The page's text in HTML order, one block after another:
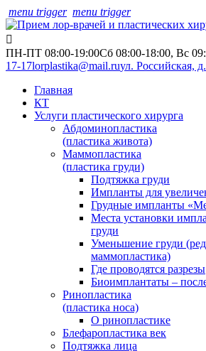
menu trigger menu trigger
ПН-ПТ 08:00-19:00Сб 08:00-18:00, Вс
17-17lorplastika@mail.ruул. Российская,
Главная
КТ
Услуги пластического хирурга
Абдоминопластика
(пластика живота)
Маммопластика
(пластика груди)
Подтяжка груди
Импланты для
Грудные импланты
Места установки
груди
Уменьшение груди
маммопластика)
Где проводятся разрезы
Биоимплантаты –
Ринопластика
(пластика носа)
О ринопластике
Блефаропластика век
Подтяжка лица